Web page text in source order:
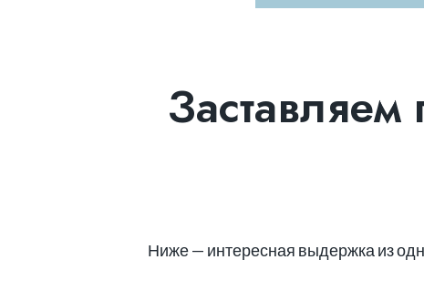
Заставляем
Ниже — интересная выдержка из